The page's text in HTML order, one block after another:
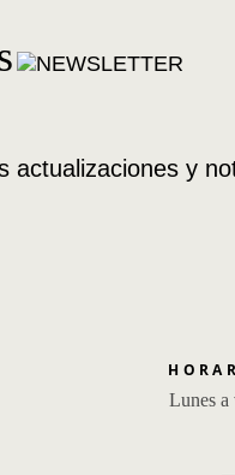
y
Lunes a